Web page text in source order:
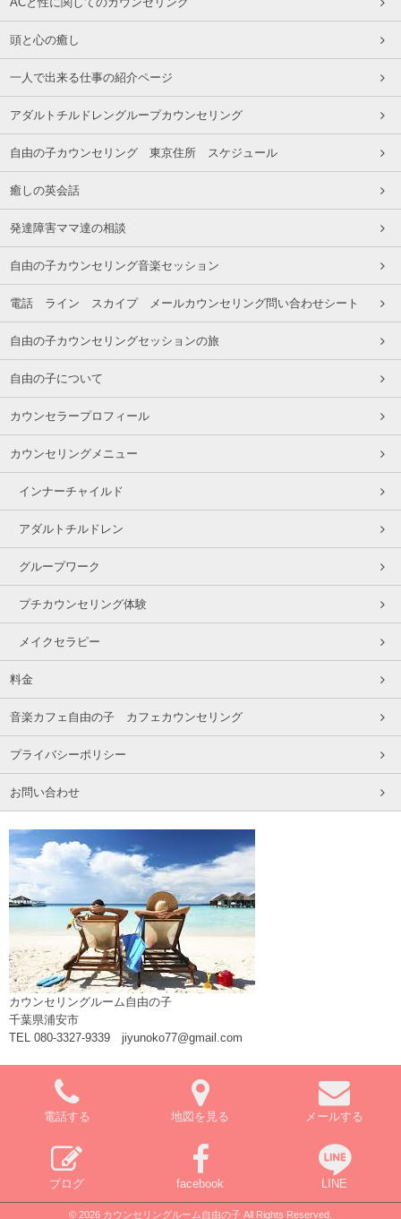
頭と心の癒し
一人で出来る仕事の紹介ページ
アダルトチルドレングループカウンセリング
自由の子カウンセリング 東京住所 スケジュール
癒しの英会話
発達障害ママ達の相談
自由の子カウンセリング音楽セッション
電話 ライン スカイプ メールカウンセリング問い合わせシート
自由の子カウンセリングセッションの旅
自由の子について
カウンセラープロフィール
カウンセリングメニュー
インナーチャイルド
アダルトチルドレン
グループワーク
プチカウンセリング体験
メイクセラピー
料金
音楽カフェ自由の子 カフェカウンセリング
プライバシーポリシー
お問い合わせ
カウンセリングルーム自由の子
千葉県浦安市
TEL 080-3327-9339 jiyunoko77@gmail.com
電話する 地図を見る メールする
ブログ facebook LINE
© 2026 カウンセリングルーム自由の子 All Rights Reserved.